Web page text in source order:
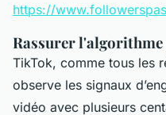
https://
Rassurer
TikTok, comme tous les
observe les signaux
vidéo avec plusieurs